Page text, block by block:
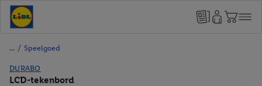
/ Speelgoed
DURABO
LCD-tekenbord